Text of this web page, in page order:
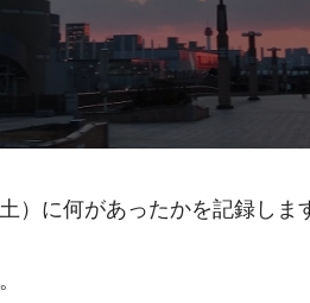
）に何があったかを記録しま